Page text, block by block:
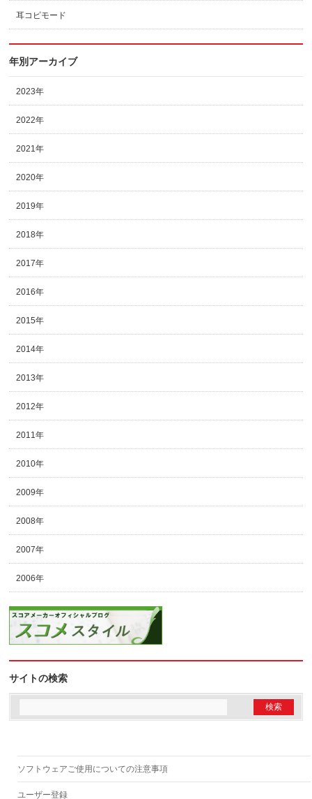
耳コピモード
年別アーカイブ
2023年
2022年
2021年
2020年
2019年
2018年
2017年
2016年
2015年
2014年
2013年
2012年
2011年
2010年
2009年
2008年
2007年
2006年
サイトの検索
ソフトウェアご使用についての注意事項
ユーザー登録